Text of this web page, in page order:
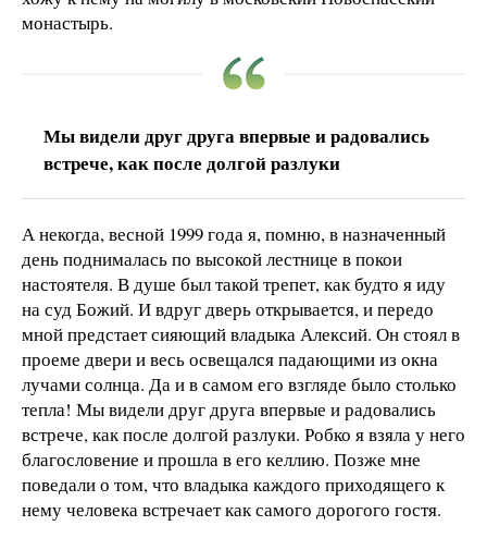
монастырь.
Мы видели друг друга впервые и радовались
встрече, как после долгой разлуки
А некогда, весной 1999 года я, помню, в назначенный
день поднималась по высокой лестнице в покои
настоятеля. В душе был такой трепет, как будто я иду
на суд Божий. И вдруг дверь открывается, и передо
мной предстает сияющий владыка Алексий. Он стоял в
проеме двери и весь освещался падающими из окна
лучами солнца. Да и в самом его взгляде было столько
тепла! Мы видели друг друга впервые и радовались
встрече, как после долгой разлуки. Робко я взяла у него
благословение и прошла в его келлию. Позже мне
поведали о том, что владыка каждого приходящего к
нему человека встречает как самого дорогого гостя.